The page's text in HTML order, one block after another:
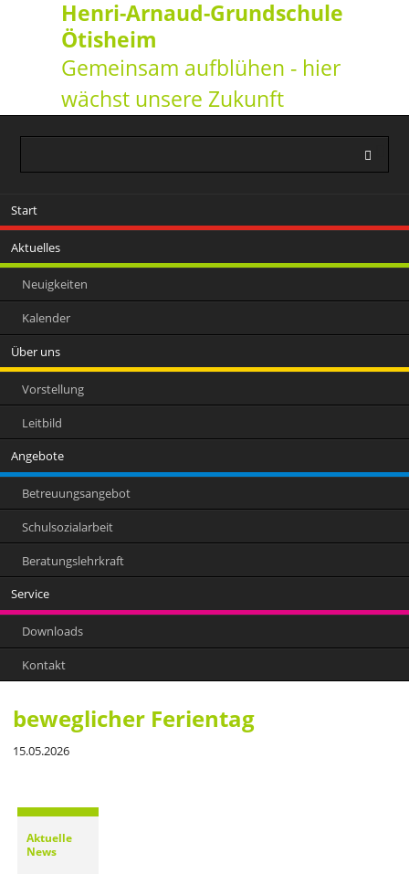
Henri-Arnaud-Grundschule
Ötisheim
Gemeinsam aufblühen - hier
wächst unsere Zukunft
überspringen
Start
Aktuelles
Neuigkeiten
Kalender
Über uns
Vorstellung
Leitbild
Angebote
Betreuungsangebot
Schulsozialarbeit
Beratungslehrkraft
Service
Downloads
Kontakt
beweglicher Ferientag
15.05.2026
Aktuelle
News